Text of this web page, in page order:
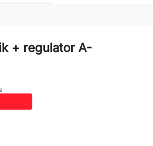
+ regulator A-